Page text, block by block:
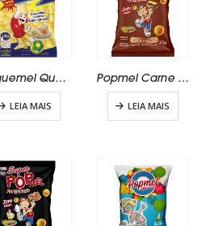
Floquemel Queijo
LEIA MAIS
Popmel Carne e Queijo
LEIA MAIS